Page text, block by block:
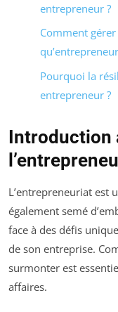
entrepreneur ?
Comment
Pourquoi la
entrepreneur ?
Introduction
L’entrepreneuriat est
également semé
face à des défis
de son entreprise.
surmonter est
affaires.